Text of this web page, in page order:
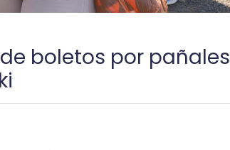
boletos por pañales